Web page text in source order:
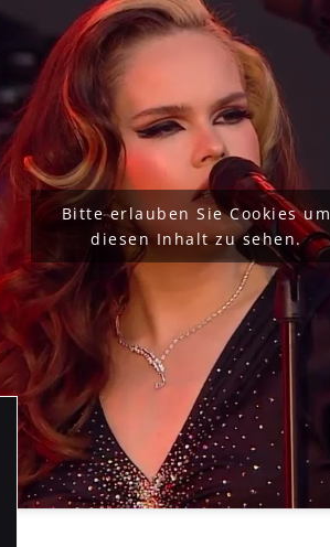
Bitte erlauben Sie Cookies um
diesen Inhalt zu sehen.